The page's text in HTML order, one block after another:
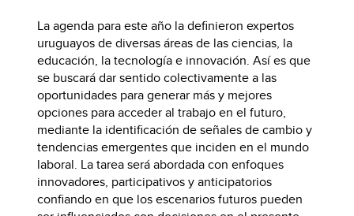
La agenda para este año la definieron expertos
uruguayos de diversas áreas de las ciencias, la
educación, la tecnología e innovación. Así es que
se buscará dar sentido colectivamente a las
oportunidades para generar más y mejores
opciones para acceder al trabajo en el futuro,
mediante la identificación de señales de cambio y
tendencias emergentes que inciden en el mundo
laboral. La tarea será abordada con enfoques
innovadores, participativos y anticipatorios
confiando en que los escenarios futuros pueden